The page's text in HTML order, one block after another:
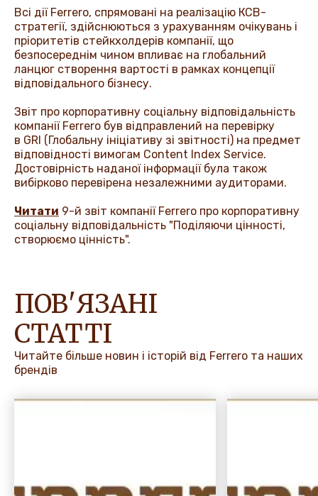
Всі дії Ferrero, спрямовані на реалізацію КСВ-
стратегії, здійснюються з урахуванням очікувань і
пріоритетів стейкхолдерів компанії, що
безпосереднім чином впливає на глобальний
ланцюг створення вартості в рамках концепції
відповідального бізнесу.
Звіт про корпоративну соціальну відповідальність
компанії Ferrero був відправлений на перевірку
в GRI (Глобальну ініціативу зі звітності) на предмет
відповідності вимогам Content Index Service.
Достовірність наданої інформації була також
вибірково перевірена незалежними аудиторами.
Читати 9-й звіт компанії Ferrero про корпоративну
соціальну відповідальність "Поділяючи цінності,
створюємо цінність".
ПОВ'ЯЗАНІ
СТАТТІ
Читайте більше новин і історій від Ferrero та наших
брендів